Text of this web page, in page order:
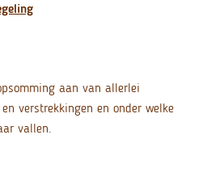
aan van allerlei
verstrekkingen en onder welke
vallen.